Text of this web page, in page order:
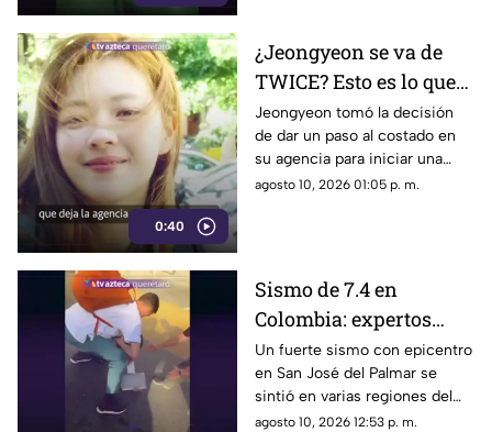
0:40
¿Jeongyeon se va de
TWICE? Esto es lo que
se sabe sobre la
permanencia de la
integrante
Jeongyeon tomó la decisión
de dar un paso al costado en
su agencia para iniciar una
nueva etapa profesional;
agosto 10, 2026 01:05 p. m.
Sismo de 7.4 en
Colombia: expertos
analizan la alta
actividad sísmica y los
riesgos en la región
Un fuerte sismo con epicentro
en San José del Palmar se
sintió en varias regiones del
país colombiano
agosto 10, 2026 12:53 p. m.